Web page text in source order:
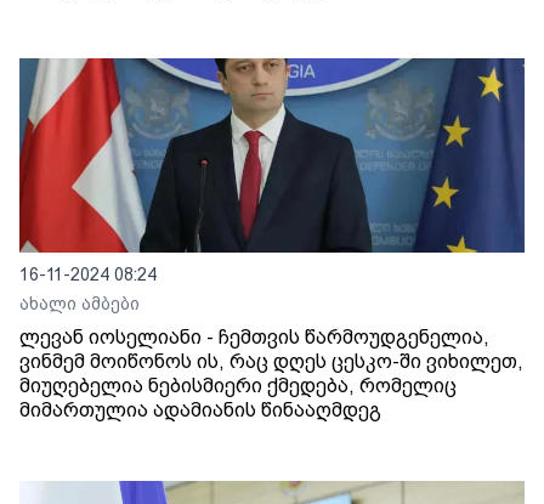
16-11-2024 08:24
ახალი ამბები
ლევან იოსელიანი - ჩემთვის წარმოუდგენელია,
ვინმემ მოიწონოს ის, რაც დღეს ცესკო-ში ვიხილეთ,
მიუღებელია ნებისმიერი ქმედება, რომელიც
მიმართულია ადამიანის წინააღმდეგ